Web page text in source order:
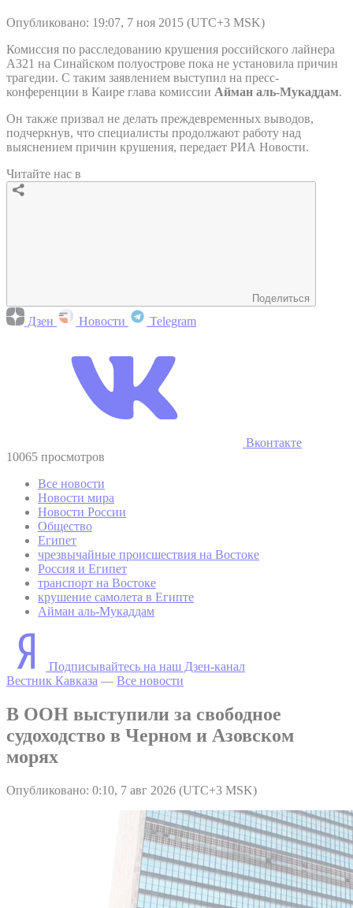
Опубликовано: 19:07, 7 ноя 2015 (UTC+3 MSK)
Комиссия по расследованию крушения российского лайнера
A321 на Синайском полуострове пока не установила причин
трагедии. С таким заявлением выступил на пресс-
конференции в Каире глава комиссии Айман аль-Мукаддам.
Он также призвал не делать преждевременных выводов,
подчеркнув, что специалисты продолжают работу над
выяснением причин крушения, передает РИА Новости.
Читайте нас в
Поделиться
Дзен Новости Telegram
Вконтакте
10065 просмотров
Все новости
Новости мира
Новости России
Общество
Египет
чрезвычайные происшествия на Востоке
Россия и Египет
транспорт на Востоке
крушение самолета в Египте
Айман аль-Мукаддам
Подписывайтесь на наш Дзен-канал
Вестник Кавказа — Все новости
В ООН выступили за свободное
судоходство в Черном и Азовском
морях
Опубликовано: 0:10, 7 авг 2026 (UTC+3 MSK)